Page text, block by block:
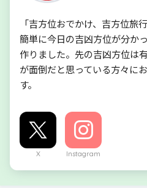
「吉方位おでかけ、吉方位旅
簡単に今日の吉凶方位が分か
作りました。先の吉凶方位は
が面倒だと思っている方々に
す。
X Instagram